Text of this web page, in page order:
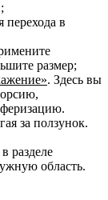
перехода в
размер;
. Здесь вы
за ползунок.
в разделе
область.